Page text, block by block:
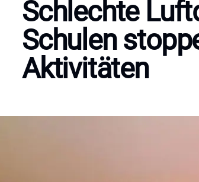
Schlechte
Schulen
Aktivitäten